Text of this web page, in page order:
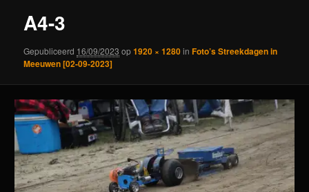
A4-3
Gepubliceerd 16/09/2023 op1920 × 1280inFoto’s Streekdagen in
Meeuwen [02-09-2023]